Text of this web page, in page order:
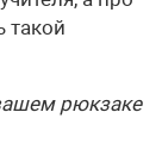
такой
рюкзаке